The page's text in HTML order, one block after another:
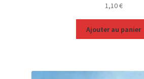
1,10€
Ajouter au panier